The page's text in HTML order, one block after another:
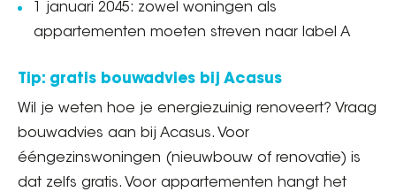
1 januari 2045: zowel woningen als
appartementen moeten streven naar label A
Tip: gratis bouwadvies bij Acasus
Wil je weten hoe je energiezuinig renoveert? Vraag
bouwadvies aan bij Acasus. Voor
ééngezinswoningen (nieuwbouw of renovatie) is
dat zelfs gratis. Voor appartementen hangt het